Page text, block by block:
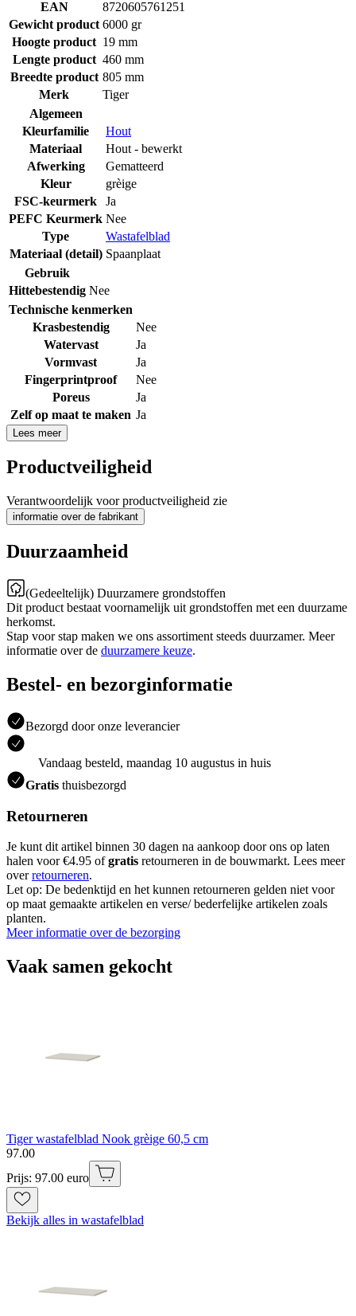
EAN
8720605761251
Gewicht product 6000 gr
Hoogte product 19 mm
Lengte product 460 mm
Breedte product 805 mm
Merk
Tiger
Algemeen
Kleurfamilie
Hout
Materiaal
Hout - bewerkt
Afwerking
Gematteerd
Kleur
grèige
FSC-keurmerk
Ja
PEFC Keurmerk Nee
Type
Wastafelblad
Materiaal (detail) Spaanplaat
Gebruik
Hittebestendig Nee
Technische kenmerken
Krasbestendig
Nee
Watervast
Ja
Vormvast
Ja
Fingerprintproof
Nee
Poreus
Ja
Zelf op maat te maken Ja
Lees meer
Productveiligheid
Verantwoordelijk voor productveiligheid zie
informatie over de fabrikant
Duurzaamheid
(Gedeeltelijk) Duurzamere grondstoffen
Dit product bestaat voornamelijk uit grondstoffen met een duurzame
herkomst.
Stap voor stap maken we ons assortiment steeds duurzamer. Meer
informatie over de duurzamere keuze.
Bestel- en bezorginformatie
Bezorgd door onze leverancier
Vandaag besteld, maandag 10 augustus in huis
Gratis thuisbezorgd
Retourneren
Je kunt dit artikel binnen 30 dagen na aankoop door ons op laten
halen voor €4.95 ofgratis retourneren in de bouwmarkt. Lees meer
overretourneren.
Let op: De bedenktijd en het kunnen retourneren gelden niet voor
op maat gemaakte artikelen en verse/ bederfelijke artikelen zoals
planten.
Meer informatie over de bezorging
Vaak samen gekocht
Tiger wastafelblad Nook grèige 60,5 cm
97.00
Prijs: 97.00 euro
Bekijk alles in wastafelblad